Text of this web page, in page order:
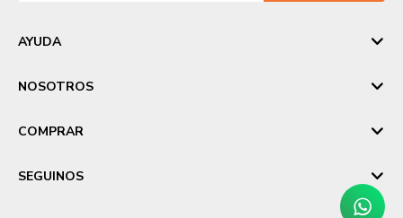
AYUDA
NOSOTROS
COMPRAR
SEGUINOS